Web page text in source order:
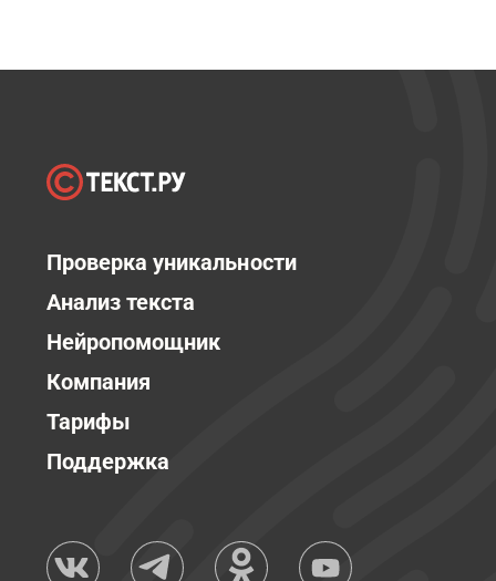
Проверка уникальности
Анализ текста
Нейропомощник
Компания
Тарифы
Поддержка